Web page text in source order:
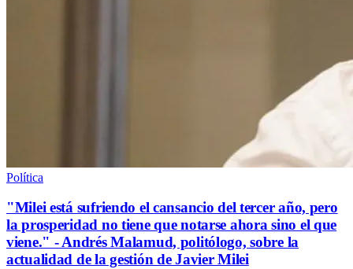
Política
"Milei está sufriendo el cansancio del tercer año, pero
la prosperidad no tiene que notarse ahora sino el que
viene." - Andrés Malamud, politólogo, sobre la
actualidad de la gestión de Javier Milei